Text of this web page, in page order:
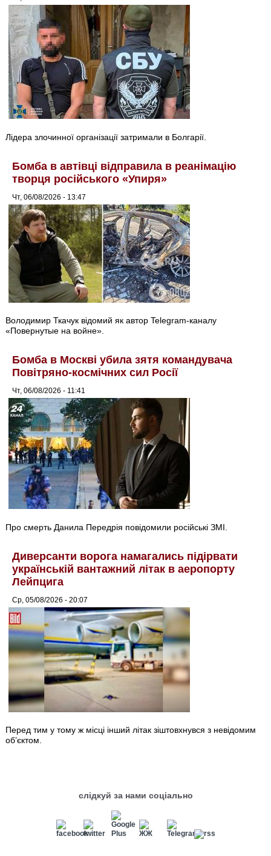
Лідера злочинної організації затримали в Болгарії.
Бомба в автівці відправила в реанімацію
творця російського «Упиря»
Чт, 06/08/2026 - 13:47
Володимир Ткачук відомий як автор Telegram-каналу
«Повернутые на войне».
Бомба в Москві убила зятя командувача
Повітряно-космічних сил Росії
Чт, 06/08/2026 - 11:41
Про смерть Данила Передрія повідомили російські ЗМІ.
Диверсанти ворога намагались підірвати
українській вантажний літак в аеропорту
Лейпцига
Ср, 05/08/2026 - 20:07
Перед тим у тому ж місці інший літак зіштовхнувся з невідомим
об’єктом.
слідкуй за нами соціально